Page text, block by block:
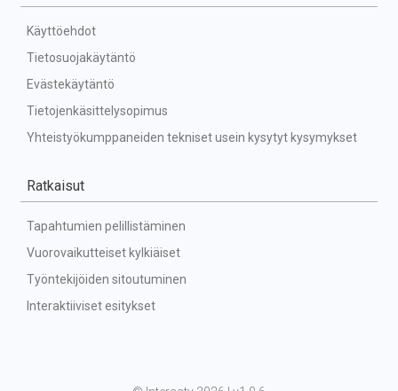
Käyttöehdot
Tietosuojakäytäntö
Evästekäytäntö
Tietojenkäsittelysopimus
Yhteistyökumppaneiden tekniset usein kysytyt kysymykset
Ratkaisut
Tapahtumien pelillistäminen
Vuorovaikutteiset kylkiäiset
Työntekijöiden sitoutuminen
Interaktiiviset esitykset